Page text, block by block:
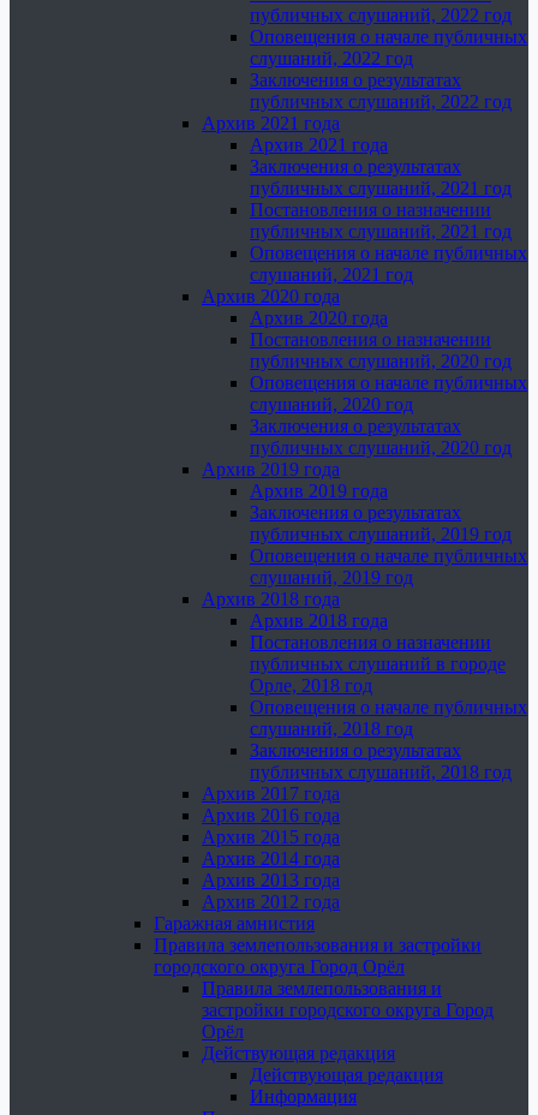
публичных слушаний, 2022 год
Оповещения о начале публичных
слушаний, 2022 год
Заключения о результатах
публичных слушаний, 2022 год
Архив 2021 года
Архив 2021 года
Заключения о результатах
публичных слушаний, 2021 год
Постановления о назначении
публичных слушаний, 2021 год
Оповещения о начале публичных
слушаний, 2021 год
Архив 2020 года
Архив 2020 года
Постановления о назначении
публичных слушаний, 2020 год
Оповещения о начале публичных
слушаний, 2020 год
Заключения о результатах
публичных слушаний, 2020 год
Архив 2019 года
Архив 2019 года
Заключения о результатах
публичных слушаний, 2019 год
Оповещения о начале публичных
слушаний, 2019 год
Архив 2018 года
Архив 2018 года
Постановления о назначении
публичных слушаний в городе
Орле, 2018 год
Оповещения о начале публичных
слушаний, 2018 год
Заключения о результатах
публичных слушаний, 2018 год
Архив 2017 года
Архив 2016 года
Архив 2015 года
Архив 2014 года
Архив 2013 года
Архив 2012 года
Гаражная амнистия
Правила землепользования и застройки
городского округа Город Орёл
Правила землепользования и
застройки городского округа Город
Орёл
Действующая редакция
Действующая редакция
Информация